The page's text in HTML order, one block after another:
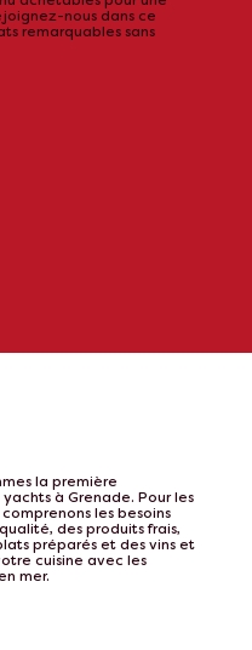
la première
à Grenade. Pour les
les besoins
des produits frais,
préparés et des vins et
cuisine avec les
mer.
nous dans ce
remarquables sans